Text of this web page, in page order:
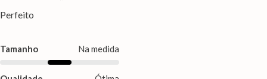
Perfeito
Tamanho Na medida